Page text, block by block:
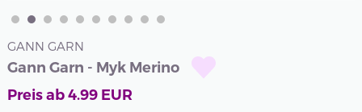
GANN GARN
Gann Garn - Myk Merino
Preis ab4.99EUR